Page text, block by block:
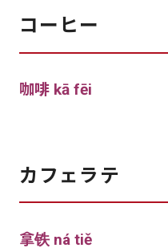
コーヒー
咖啡 kā fēi
カフェラテ
拿铁 ná tiě